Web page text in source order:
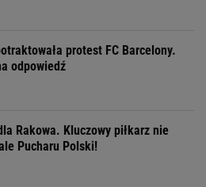
protest FC Barcelony.
odpowiedź
Rakowa. Kluczowy piłkarz nie
Pucharu Polski!